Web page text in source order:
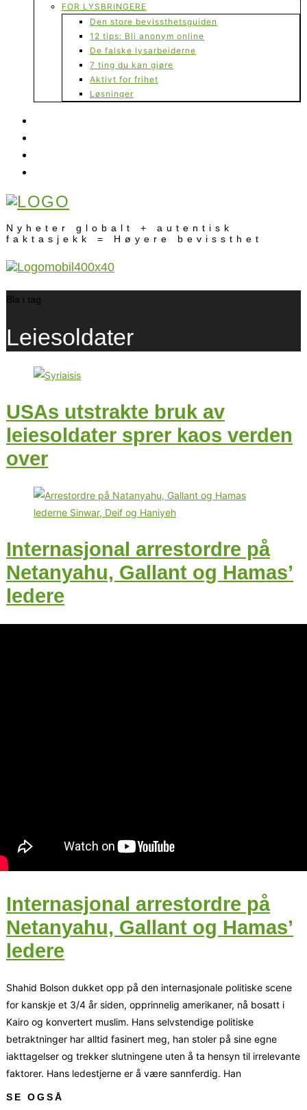
FOR LYSBRINGERE
Den store bevissthetsguiden
12 tips: Bli anonym online
De falske lysarbeiderne
7 ting du kan gjøre
Aktivt for frihet
Løsninger
Nyheter globalt + autentisk
faktasjekk = Høyere bevissthet
Bla i tag
Leiesoldater
USAs utstrakte bruk av
leiesoldater sprer kaos verden
over
Internasjonal arrestordre på
Netanyahu, Gallant og Hamas’
ledere
Internasjonal arrestordre på
Netanyahu, Gallant og Hamas’
ledere
Shahid Bolson dukket opp på den internasjonale politiske scene
for kanskje et 3/4 år siden, opprinnelig amerikaner, nå bosatt i
Kairo og konvertert muslim. Hans selvstendige politiske
betraktninger har alltid fasinert meg, han stoler på sine egne
iakttagelser og trekker slutningene uten å ta hensyn til irrelevante
faktorer. Hans ledestjerne er å være sannferdig. Han
SE OGSÅ